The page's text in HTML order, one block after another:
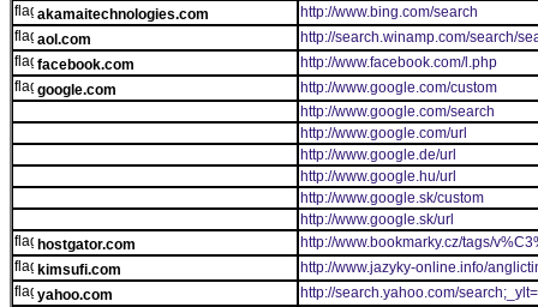
akamaitechnologies.com
http://www.bing.com/search
aol.com
http://search.winamp.com/search/
facebook.com
http://www.facebook.com/l.php
google.com
http://www.google.com/custom
http://www.google.com/search
http://www.google.com/url
http://www.google.de/url
http://www.google.hu/url
http://www.google.sk/custom
http://www.google.sk/url
hostgator.com
http://www.bookmarky.cz/tags/
kimsufi.com
http://www.jazyky-online.info/
yahoo.com
http://search.yahoo.com/